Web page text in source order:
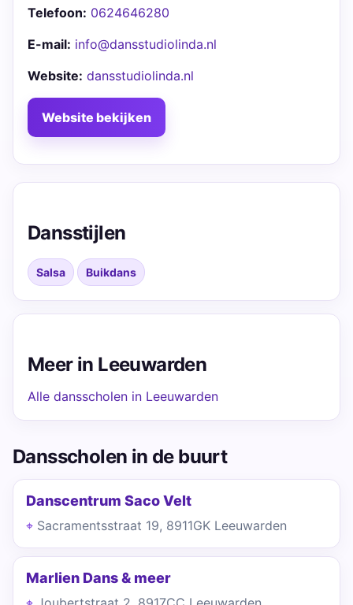
Telefoon: 0624646280
E-mail: info@dansstudiolinda.nl
Website: dansstudiolinda.nl
Website bekijken
Dansstijlen
Salsa Buikdans
Meer in Leeuwarden
Alle dansscholen in Leeuwarden
Dansscholen in de buurt
Danscentrum Saco Velt
Sacramentsstraat 19, 8911GK Leeuwarden
Marlien Dans & meer